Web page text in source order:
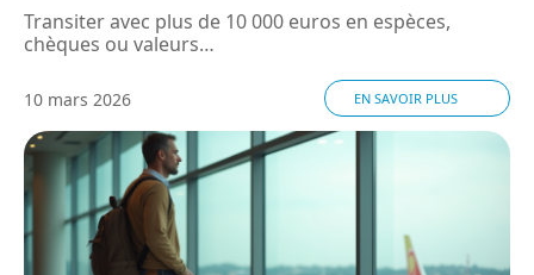
Transiter avec plus de 10 000 euros en espèces,
chèques ou valeurs…
10 mars 2026 EN SAVOIR PLUS